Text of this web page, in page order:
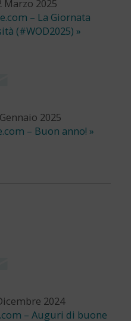
Marzo 2025
– La Giornata
(#WOD2025) »
2025
– Buon anno! »
2024
– Auguri di buone